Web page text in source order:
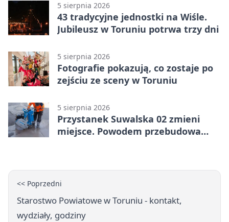
5 sierpnia 2026
43 tradycyjne jednostki na Wiśle.
Jubileusz w Toruniu potrwa trzy dni
5 sierpnia 2026
Fotografie pokazują, co zostaje po
zejściu ze sceny w Toruniu
5 sierpnia 2026
Przystanek Suwalska 02 zmieni
miejsce. Powodem przebudowa
<< Poprzedni
Starostwo Powiatowe w Toruniu - kontakt,
wydziały, godziny